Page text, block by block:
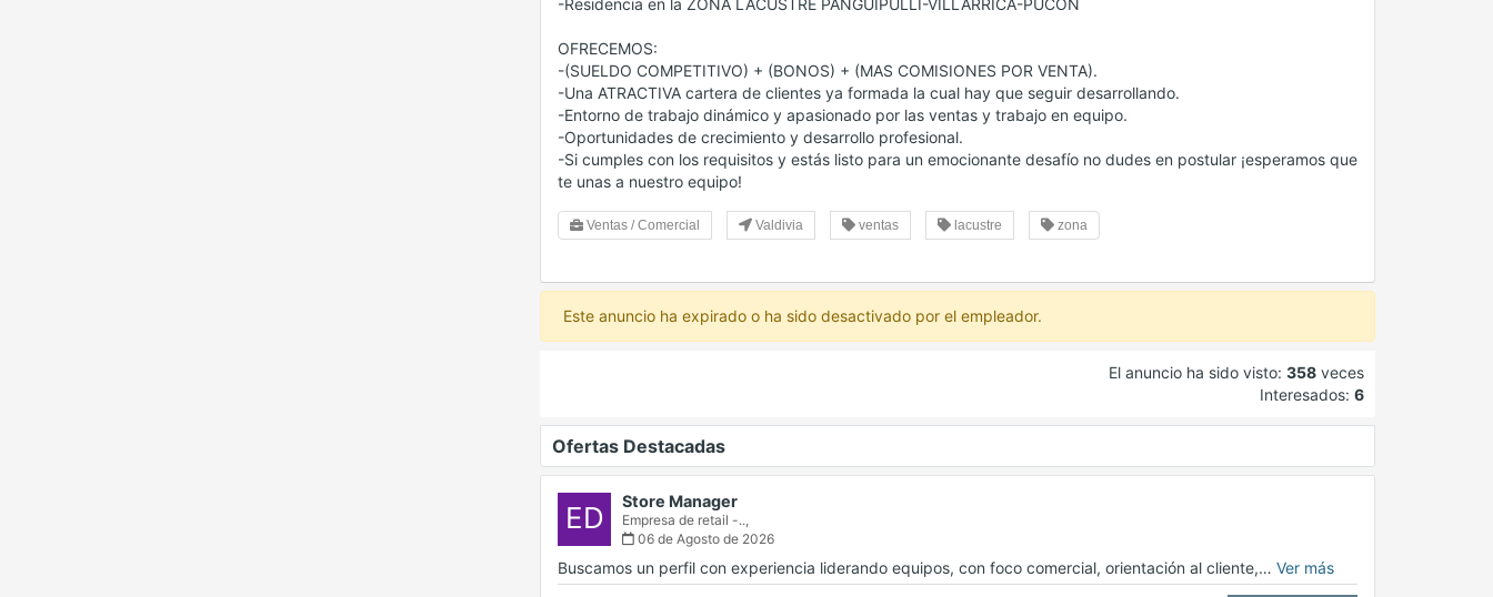
-Residencia en la ZONA LACUSTRE PANGUIPULLI-VILLARRICA-PUCON
OFRECEMOS:
-(SUELDO COMPETITIVO) + (BONOS) + (MAS COMISIONES POR VENTA).
-Una ATRACTIVA cartera de clientes ya formada la cual hay que seguir desarrollando.
-Entorno de trabajo dinámico y apasionado por las ventas y trabajo en equipo.
-Oportunidades de crecimiento y desarrollo profesional.
-Si cumples con los requisitos y estás listo para un emocionante desafío no dudes en postular ¡esperamos que
te unas a nuestro equipo!
Ventas / Comercial Valdivia ventas lacustre zona
Este anuncio ha expirado o ha sido desactivado por el empleador.
El anuncio ha sido visto: 358 veces
Interesados: 6
Ofertas Destacadas
ED Store Manager
Empresa de retail -..,
06 de Agosto de 2026
Buscamos un perfil con experiencia liderando equipos, con foco comercial, orientación al cliente,… Ver más